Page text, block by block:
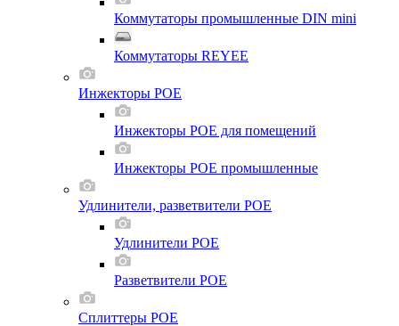
Коммутаторы промышленные DIN mini
Коммутаторы REYEE
Инжекторы POE
Инжекторы POE для помещений
Инжекторы POE промышленные
Удлинители, разветвители POE
Удлинители POE
Разветвители POE
Сплиттеры POE